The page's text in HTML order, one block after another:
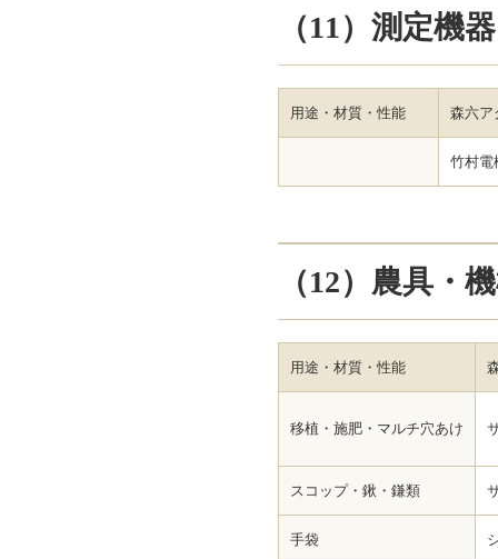
（11）測定機器
用途・材質・性能 森六ア
竹村電
（12）農具・
用途・材質・性能
移植・施肥・マルチ穴あけ
スコップ・鍬・鎌類
手袋